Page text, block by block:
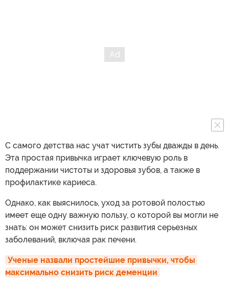
С самого детства нас учат чистить зубы дважды в день.
Эта простая привычка играет ключевую роль в
поддержании чистоты и здоровья зубов, а также в
профилактике кариеса.
Однако, как выяснилось, уход за ротовой полостью
имеет еще одну важную пользу, о которой вы могли не
знать: он может снизить риск развития серьезных
заболеваний, включая рак печени.
Ученые назвали простейшие привычки, чтобы
максимально снизить риск деменции